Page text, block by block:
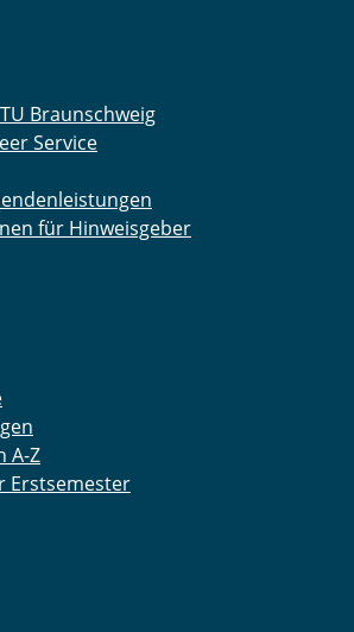
Braunschweig
Service
für Hinweisgeber
A-Z
Erstsemester